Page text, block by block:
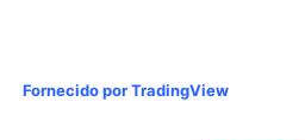
Fornecido por TradingView